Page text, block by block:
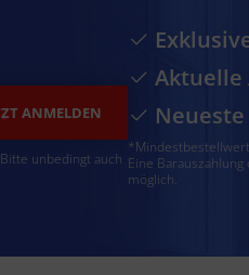
ANMELDEN
unbedingt auch
Aktuelle
Eine
möglich.